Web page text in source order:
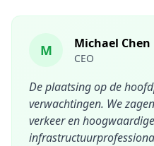
M Michael Chen
CEO
De plaatsing op de
verwachtingen. We
verkeer en